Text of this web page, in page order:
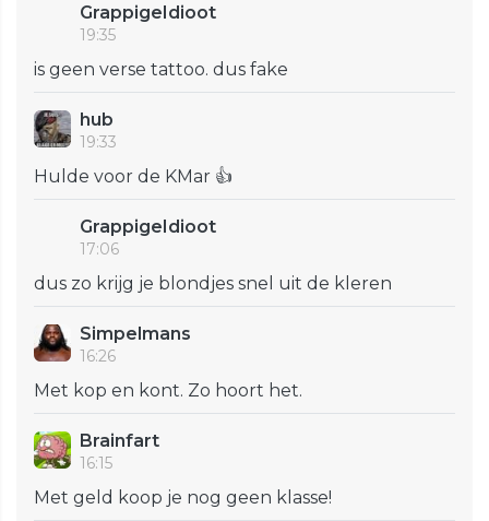
GrappigeIdioot
19:35
is geen verse tattoo. dus fake
hub
19:33
Hulde voor de KMar 👍
GrappigeIdioot
17:06
dus zo krijg je blondjes snel uit de kleren
Simpelmans
16:26
Met kop en kont. Zo hoort het.
Brainfart
16:15
Met geld koop je nog geen klasse!